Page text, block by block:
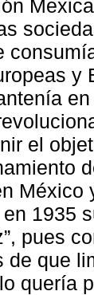
y
el
1935
pues
de que
quería